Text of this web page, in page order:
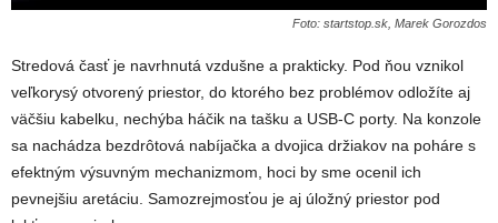
Foto: startstop.sk, Marek Gorozdos
Stredová časť je navrhnutá vzdušne a prakticky. Pod ňou vznikol
veľkorysý otvorený priestor, do ktorého bez problémov odložíte aj
väčšiu kabelku, nechýba háčik na tašku a USB-C porty. Na konzole
sa nachádza bezdrôtová nabíjačka a dvojica držiakov na poháre s
efektným výsuvným mechanizmom, hoci by sme ocenil ich
pevnejšiu aretáciu. Samozrejmosťou je aj úložný priestor pod